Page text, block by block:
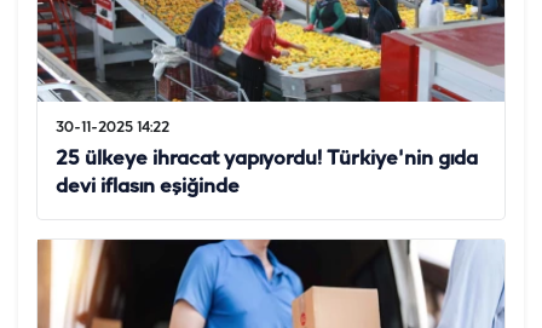
30-11-2025 14:22
25 ülkeye ihracat yapıyordu! Türkiye'nin gıda
devi iflasın eşiğinde